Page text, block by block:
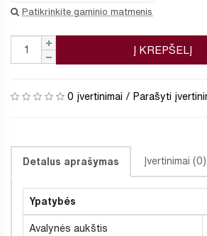
Patikrinkite gaminio matmenis
Į KREPŠELĮ
0 įvertinimai / Parašyti
Detalus aprašymas Įvertinimai (0)
Ypatybės
Avalynės aukštis